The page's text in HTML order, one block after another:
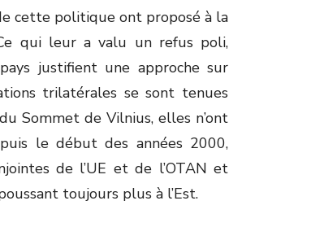
cette politique ont proposé à la
qui leur a valu un refus poli,
justifient une approche sur
trilatérales se sont tenues
Sommet de Vilnius, elles n’ont
le début des années 2000,
de l’UE et de l’OTAN et
toujours plus à l’Est.